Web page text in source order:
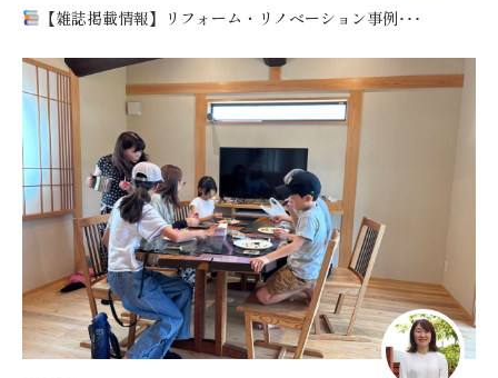
【雑誌掲載情報】リフォーム・リノベーション事例･･･